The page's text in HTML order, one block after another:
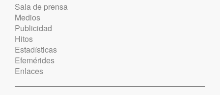
Sala de prensa
Medios
Publicidad
Hitos
Estadísticas
Efemérides
Enlaces